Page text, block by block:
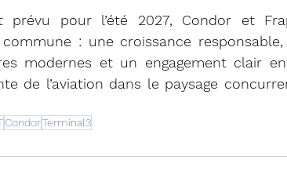
prévu pour l’été 2027, Condor et
: une croissance
modernes et un engagement clair
de l’aviation dans le paysage
CondorTerminal3